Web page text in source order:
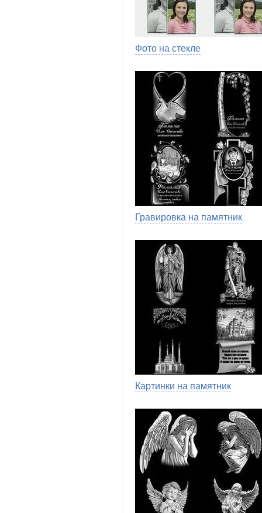
Фото на стекле
Гравировка на памятник
Картинки на памятник